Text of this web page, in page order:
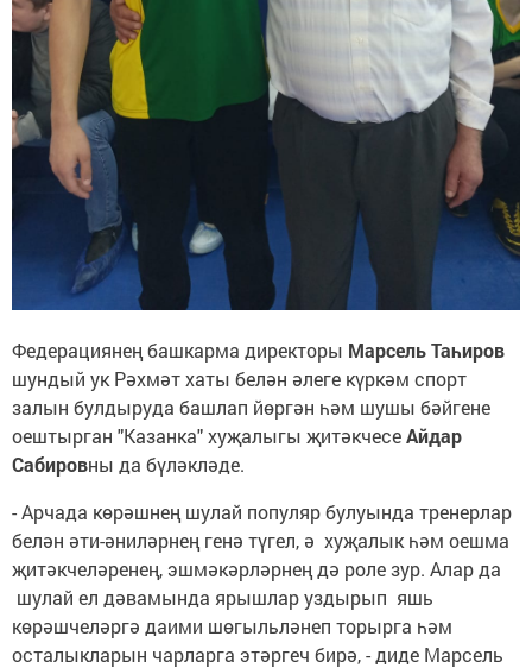
Федерациянең башкарма директоры Марсель Таһиров
шундый ук Рәхмәт хаты белән әлеге күркәм спорт
залын булдыруда башлап йөргән һәм шушы бәйгене
оештырган "Казанка" хуҗалыгы җитәкчесеАйдар
Сабировны да бүләкләде.
- Арчада көрәшнең шулай популяр булуында тренерлар
белән әти-әниләрнең генә түгел, ә хуҗалык һәм оешма
җитәкчеләренең, эшмәкәрләрнең дә роле зур. Алар да
шулай ел дәвамында ярышлар уздырып яшь
көрәшчеләргә даими шөгыльләнеп торырга һәм
осталыкларын чарларга этәргеч бирә, - диде Марсель